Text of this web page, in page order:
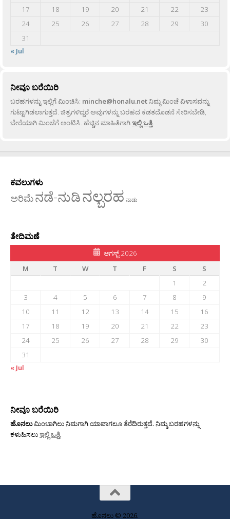
17
18 19 20 21 22
23
24
25 26 27 28 29
30
31
« Jul
ನೀವೂ ಬರೆಯಿರಿ
ಬರಹಗಳನ್ನು ಇಲ್ಲಿಗೆ ಮಿಂಚಿಸಿ: minche@honalu.netನಿಮ್ಮ ಮಿಂಚೆ ವಿಳಾಸವನ್ನು
ಗುಟ್ಟಾಗಿಡಲಾಗುತ್ತದೆ. ಚಿತ್ರಗಳಿದ್ದರೆ ಅವುಗಳನ್ನು ಬರಹದ ಕಡತದೊಡನೆ ಸೇರಿಸಬೇಡಿ,
ಬೇರೆಯಾಗಿ ಮಿಂಚೆಗೆ ಅಂಟಿಸಿ. ಹೆಚ್ಚಿನ ಮಾಹಿತಿಗಾಗಿಇಲ್ಲಿ ಒತ್ತಿ.
ಕವಲುಗಳು
ಅರಿಮೆನಡೆ-ನುಡಿನಲ್ಬರಹ ನಾಡು
ತೇದಿಮಣೆ
ಆಗಸ್ಟ್ 2026
M
T W T F S
S
1
2
3
4 5 6 7 8
9
10
11 12 13 14 15
16
17
18 19 20 21 22
23
24
25 26 27 28 29
30
31
« Jul
ನೀವೂ ಬರೆಯಿರಿ
ಹೊನಲುಮಿಂಬಾಗಿಲು ನಿಮಗಾಗಿ ಯಾವಾಗಲೂ ತೆರೆದಿರುತ್ತದೆ. ನಿಮ್ಮ ಬರಹಗಳನ್ನು
ಕಳುಹಿಸಲುಇಲ್ಲಿ ಒತ್ತಿ.
ಹೊನಲು © 2026.